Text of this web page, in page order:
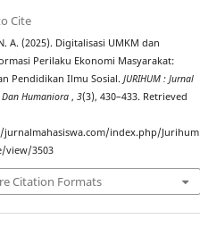
Cite
A. (2025). Digitalisasi UMKM dan
Perilaku Ekonomi Masyarakat:
Pendidikan Ilmu Sosial.JURIHUM : Jurnal
Dan Humaniora,3(3), 430–433. Retrieved
index.php/Jurihum
view/3503
Citation Formats